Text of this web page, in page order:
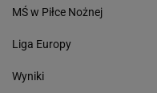
MŚ w Piłce Nożnej
Liga Europy
Wyniki